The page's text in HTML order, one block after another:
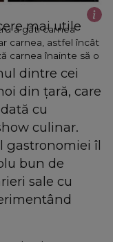
a găti carnea
carnea, astfel încât
carnea înainte să o
mai utile
dintre cei
din țară, care
cu
culinar.
gastronomiei îl
bun de
sale cu